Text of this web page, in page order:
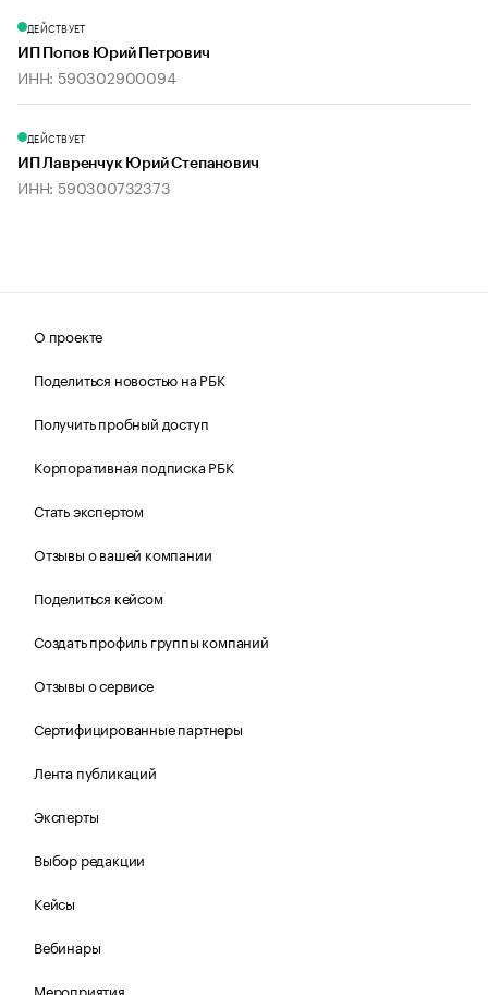
ДЕЙСТВУЕТ
ИП Попов Юрий Петрович
ИНН: 590302900094
ДЕЙСТВУЕТ
ИП Лавренчук Юрий Степанович
ИНН: 590300732373
О проекте
Поделиться новостью на РБК
Получить пробный доступ
Корпоративная подписка РБК
Стать экспертом
Отзывы о вашей компании
Поделиться кейсом
Создать профиль группы компаний
Отзывы о сервисе
Сертифицированные партнеры
Лента публикаций
Эксперты
Выбор редакции
Кейсы
Вебинары
Мероприятия